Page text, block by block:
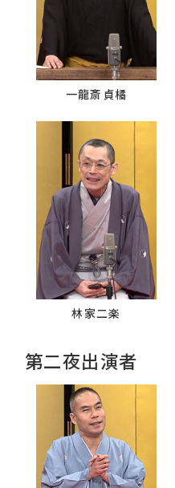
一龍斎貞橘
林家二楽
第二夜出演者